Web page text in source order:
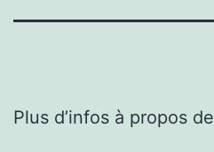
Plus d’infos à propos de